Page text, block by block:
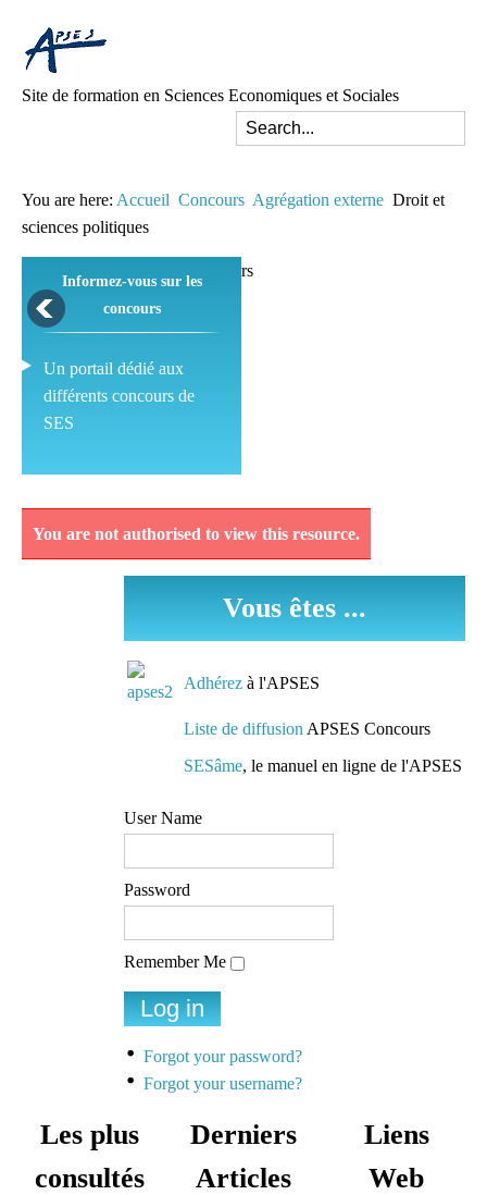
Site de formation en Sciences Economiques et Sociales
You are here: Accueil Concours Agrégation externe Droit et
sciences politiques
Informez-vous sur les
concours
Un portail dédié aux
différents concours de
SES
Découvrez et analysez
mises en oeuvre dans les
des conseils de lecture
diffusion
Une liste de diffusion
dédiée à la préparation
des concours pour
Espace dédié aux tuteurs
et formateurs
You are not authorised to view this resource.
Vous êtes ...
Adhérez à l'APSES
Liste de diffusion APSES Concours
SESâme, le manuel en ligne de l'APSES
User Name
Password
Remember Me
Forgot your password?
Forgot your username?
Les plus
consultés
Derniers
Articles
Liens
Web